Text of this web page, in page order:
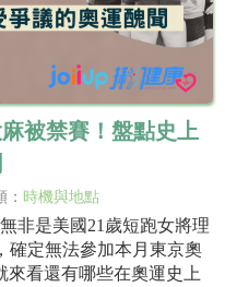
被禁賽！盤點史上
時機與地點
非是美國21歲短跑女將理
確定無法參加本月東京奧
來看還有哪些在奧運史上